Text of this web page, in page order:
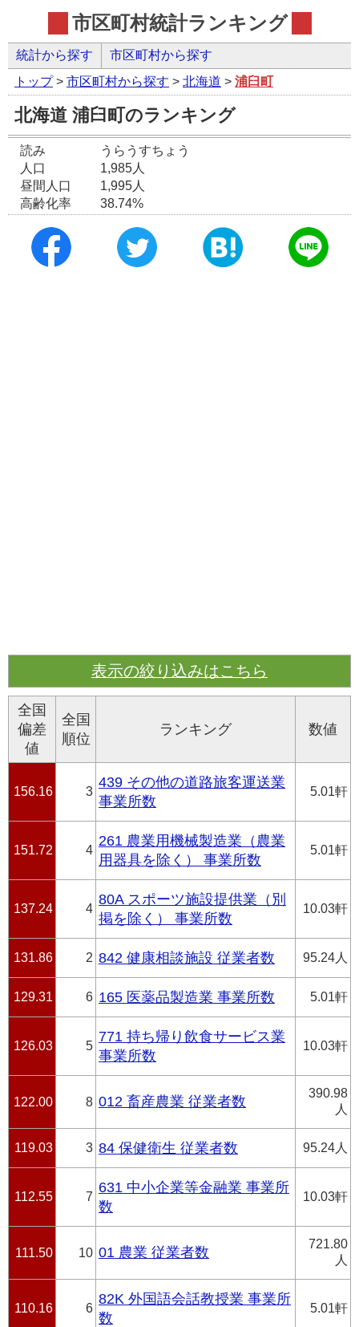
市区町村統計ランキング
統計から探す 市区町村から探す
トップ> 市区町村から探す > 北海道 > 浦臼町
北海道 浦臼町のランキング
読み
うらうすちょう
人口
1,985人
昼間人口
1,995人
高齢化率
38.74%
表示の絞り込みはこちら
全国
偏差
値
全国
順位
ランキング 数値
156.16 3
439 その他の道路旅客運送業
事業所数
5.01軒
151.72 4
261 農業用機械製造業（農業
用器具を除く） 事業所数
5.01軒
137.24 4
80A スポーツ施設提供業（別
掲を除く） 事業所数
10.03軒
131.86 2 842 健康相談施設 従業者数 95.24人
129.31 6 165 医薬品製造業 事業所数 5.01軒
126.03 5
771 持ち帰り飲食サービス業
事業所数
10.03軒
122.00 8 012 畜産農業 従業者数
390.98
人
119.03 3 84 保健衛生 従業者数 95.24人
112.55 7
631 中小企業等金融業 事業所
数
10.03軒
111.50 10 01 農業 従業者数
721.80
人
110.16 6
82K 外国語会話教授業 事業所
数
5.01軒